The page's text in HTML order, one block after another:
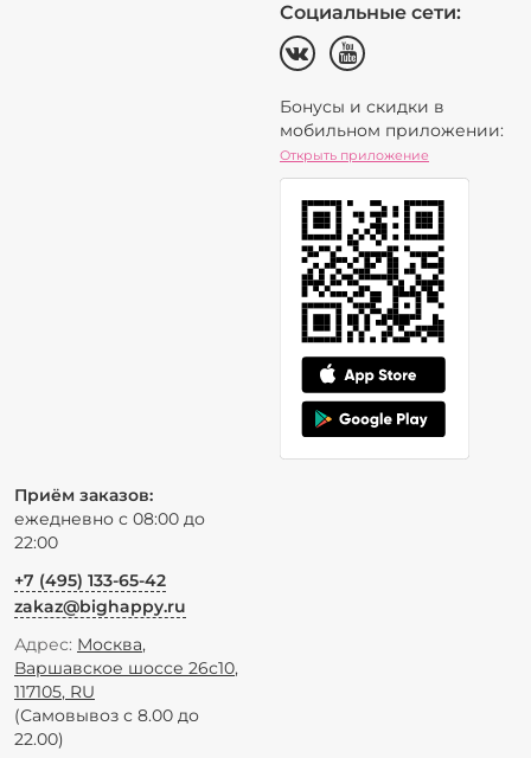
Социальные сети:
Бонусы и скидки в
мобильном приложении:
Открыть приложение
Приём заказов:
ежедневно с 08:00 до
22:00
+7 (495) 133-65-42
zakaz@bighappy.ru
Адрес: Москва,
Варшавское шоссе 26с10,
117105, RU
(Самовывоз с 8.00 до
22.00)